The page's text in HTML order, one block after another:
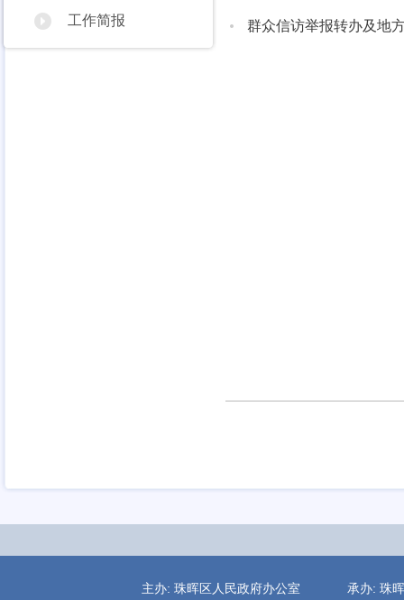
工作简报 群众信访举报转办及地
主办: 珠晖区人民政府办公室 承办: